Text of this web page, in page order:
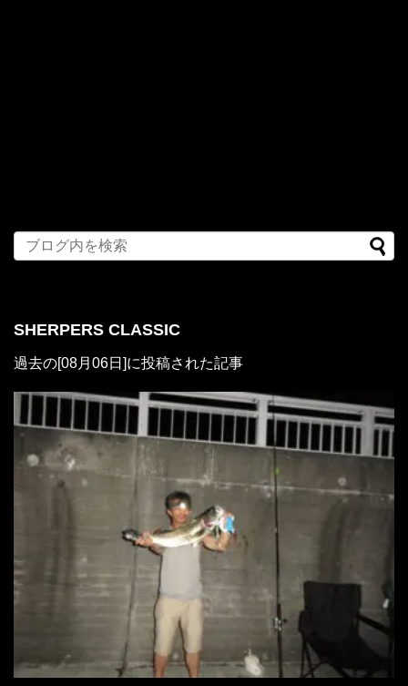
SHERPERS CLASSIC
過去の[08月06日]に投稿された記事